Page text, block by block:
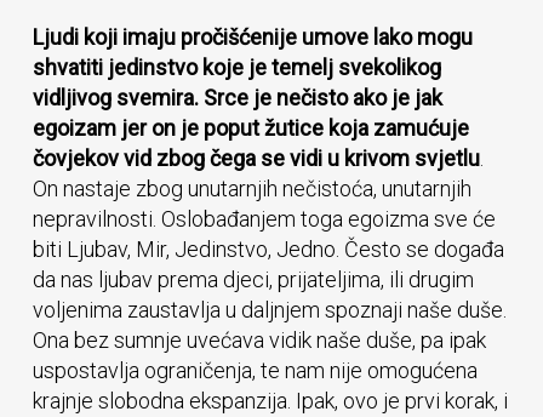
Ljudi koji imaju pročišćenije umove lako mogu
shvatiti jedinstvo koje je temelj svekolikog
vidljivog svemira. Srce je nečisto ako je jak
egoizam jer on je poput žutice koja zamućuje
čovjekov vid zbog čega se vidi u krivom svjetlu.
On nastaje zbog unutarnjih nečistoća, unutarnjih
nepravilnosti. Oslobađanjem toga egoizma sve će
biti Ljubav, Mir, Jedinstvo, Jedno. Često se događa
da nas ljubav prema djeci, prijateljima, ili drugim
voljenima zaustavlja u daljnjem spoznaji naše duše.
Ona bez sumnje uvećava vidik naše duše, pa ipak
uspostavlja ograničenja, te nam nije omogućena
krajnje slobodna ekspanzija. Ipak, ovo je prvi korak, i